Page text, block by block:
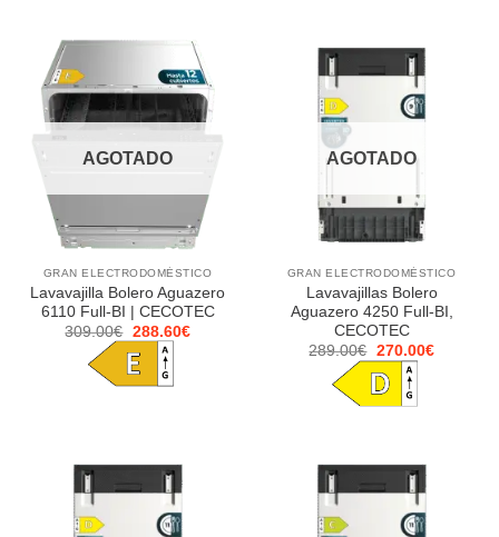
AGOTADO
GRAN ELECTRODOMÉSTICO
Lavavajilla Bolero Aguazero
6110 Full-BI | CECOTEC
309.00€ El
precio
original
era:
309.00€.
288.60€El
AGOTADO
GRAN ELECTRODOMÉSTICO
Lavavajillas Bolero
Aguazero 4250 Full-BI,
CECOTEC
289.00€ El
precio
original
era:
289.00€.
270.00€El